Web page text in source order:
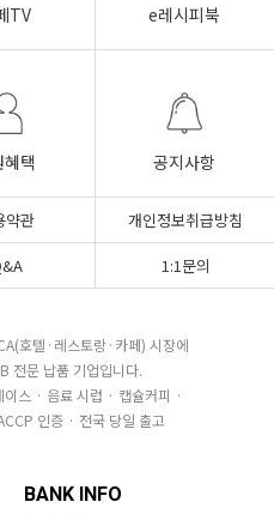
TV e레시피북
택 공지사항
약관
개인정보취급방침
1:1문의
호텔·레스토랑·카페) 시장에
전문 납품 기업입니다.
스 · 음료 시럽 · 캡슐커피 ·
인증 · 전국 당일 출고
BANK INFO